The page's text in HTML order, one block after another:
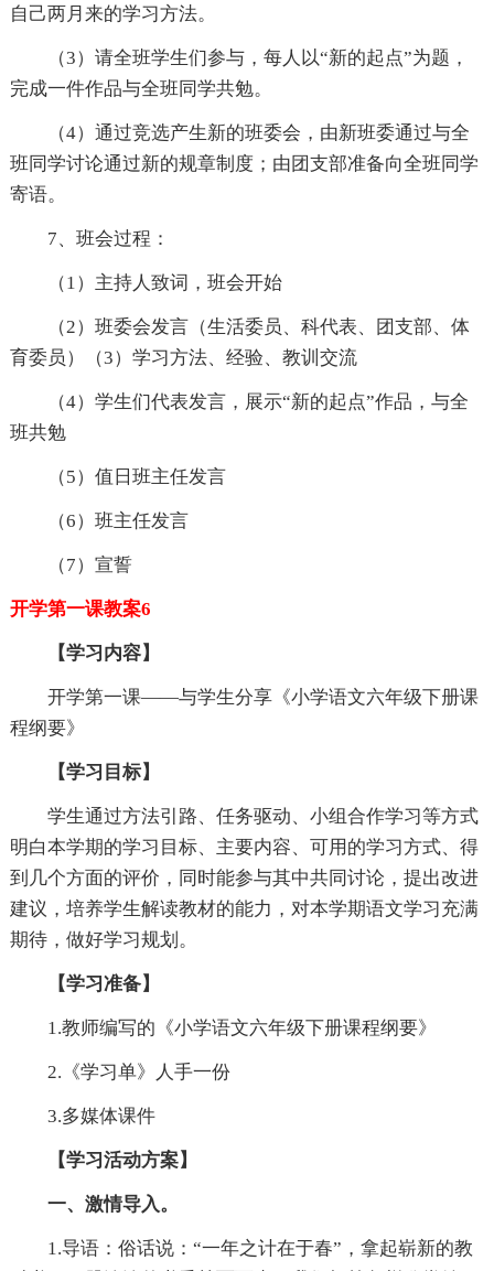
自己两月来的学习方法。
（3）请全班学生们参与，每人以“新的起点”为题，
完成一件作品与全班同学共勉。
（4）通过竞选产生新的班委会，由新班委通过与全
班同学讨论通过新的规章制度；由团支部准备向全班同学
寄语。
7、班会过程：
（1）主持人致词，班会开始
（2）班委会发言（生活委员、科代表、团支部、体
育委员）（3）学习方法、经验、教训交流
（4）学生们代表发言，展示“新的起点”作品，与全
班共勉
（5）值日班主任发言
（6）班主任发言
（7）宣誓
开学第一课教案6
【学习内容】
开学第一课——与学生分享《小学语文六年级下册课
程纲要》
【学习目标】
学生通过方法引路、任务驱动、小组合作学习等方式
明白本学期的学习目标、主要内容、可用的学习方式、得
到几个方面的评价，同时能参与其中共同讨论，提出改进
建议，培养学生解读教材的能力，对本学期语文学习充满
期待，做好学习规划。
【学习准备】
1.教师编写的《小学语文六年级下册课程纲要》
2.《学习单》人手一份
3.多媒体课件
【学习活动方案】
一、激情导入。
1.导语：俗话说：“一年之计在于春”，拿起崭新的教